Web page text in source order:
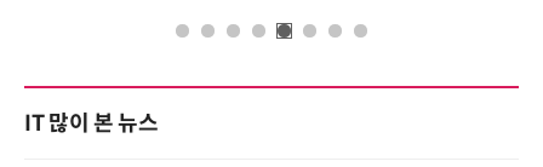
IT 많이 본 뉴스